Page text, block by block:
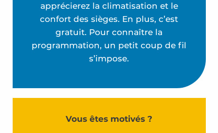
apprécierez la climatisation et le
confort des sièges. En plus, c’est
gratuit. Pour connaître la
programmation, un petit coup de fil
s’impose.
Vous êtes motivés ?